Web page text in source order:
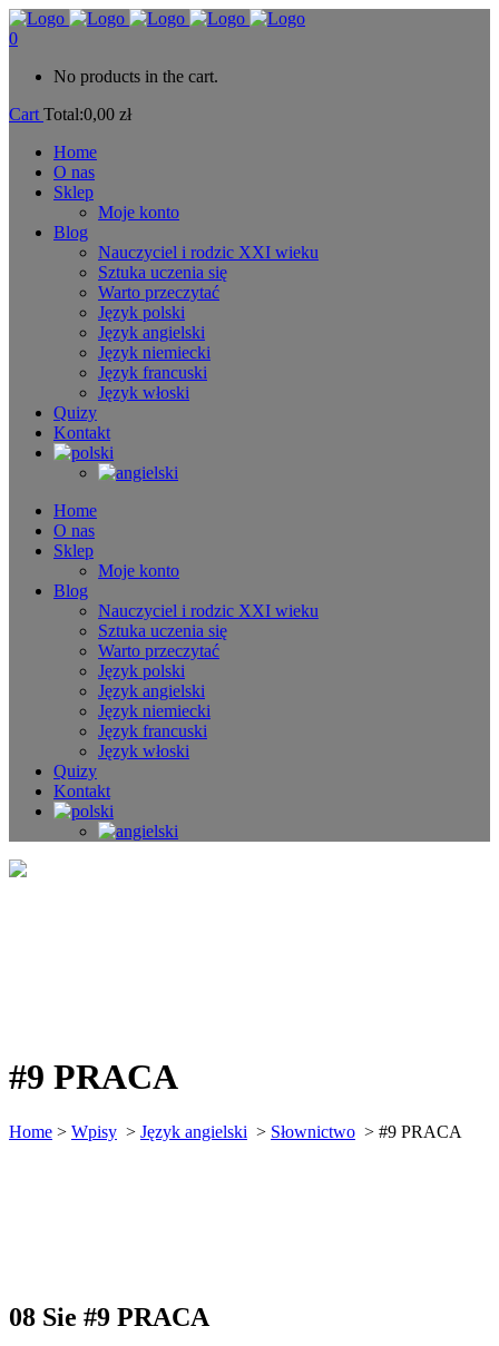
0
No products in the cart.
Cart Total:0,00 zł
Home
O nas
Sklep
Moje konto
Blog
Nauczyciel i rodzic XXI wieku
Sztuka uczenia się
Warto przeczytać
Język polski
Język angielski
Język niemiecki
Język francuski
Język włoski
Quizy
Kontakt
Home
O nas
Sklep
Moje konto
Blog
Nauczyciel i rodzic XXI wieku
Sztuka uczenia się
Warto przeczytać
Język polski
Język angielski
Język niemiecki
Język francuski
Język włoski
Quizy
Kontakt
#9 PRACA
Home > Wpisy > Język angielski > Słownictwo > #9 PRACA
08 Sie #9 PRACA